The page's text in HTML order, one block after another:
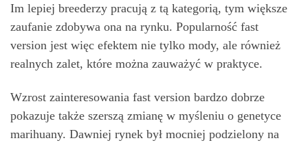
Im lepiej breederzy pracują z tą kategorią, tym większe
zaufanie zdobywa ona na rynku. Popularność fast
version jest więc efektem nie tylko mody, ale również
realnych zalet, które można zauważyć w praktyce.
Wzrost zainteresowania fast version bardzo dobrze
pokazuje także szerszą zmianę w myśleniu o genetyce
marihuany. Dawniej rynek był mocniej podzielony na